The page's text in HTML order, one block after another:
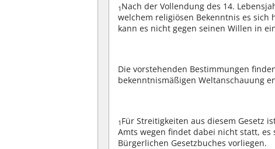
1 Nach der Vollendung des 14.
welchem religiösen Bekenntnis es sich
kann es nicht gegen seinen Willen in
Die vorstehenden Bestimmungen
bekenntnismäßigen Weltanschauung
1 Für Streitigkeiten aus diesem Gesetz
Amts wegen findet dabei nicht statt, es
Bürgerlichen Gesetzbuches vorliegen.